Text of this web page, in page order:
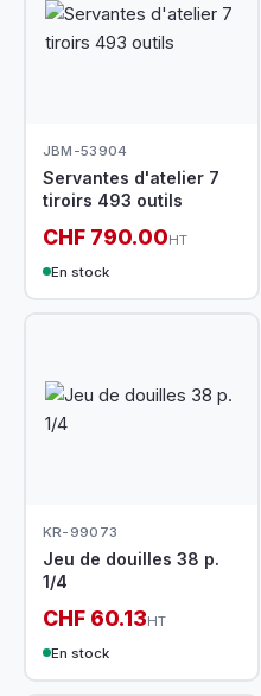
JBM-53904
Servantes d'atelier 7
tiroirs 493 outils
CHF 790.00HT
En stock
KR-99073
Jeu de douilles 38 p.
1/4
CHF 60.13HT
En stock